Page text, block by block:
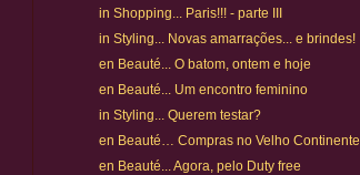
in Shopping... Paris!!! - parte III
in Styling... Novas amarrações... e brindes!
en Beauté... O batom, ontem e hoje
en Beauté... Um encontro feminino
in Styling... Querem testar?
en Beauté… Compras no Velho Continente
en Beauté... Agora, pelo Duty free